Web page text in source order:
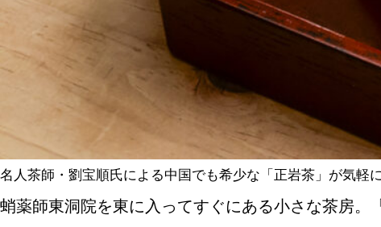
名人茶師・劉宝順氏による中国でも希少な「正岩茶」が気軽
蛸薬師東洞院を東に入ってすぐにある小さな茶房